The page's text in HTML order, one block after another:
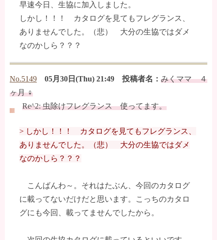
早速今日、生協に加入しました。
しかし！！！ カタログを見てもフレグランス、
ありませんでした。（悲） 大分の生協ではダメ
なのかしら？？？
No.5149 05月30日(Thu) 21:49 投稿者名： みくママ ４
ヶ月 ♀
Re^2: 虫除けフレグランス 使ってます。
> しかし！！！ カタログを見てもフレグランス、
ありませんでした。（悲） 大分の生協ではダメ
なのかしら？？？
こんばんわ～。それはたぶん、今回のカタログ
に載ってないだけだと思います。こっちのカタロ
グにも今回、載ってませんでしたから。